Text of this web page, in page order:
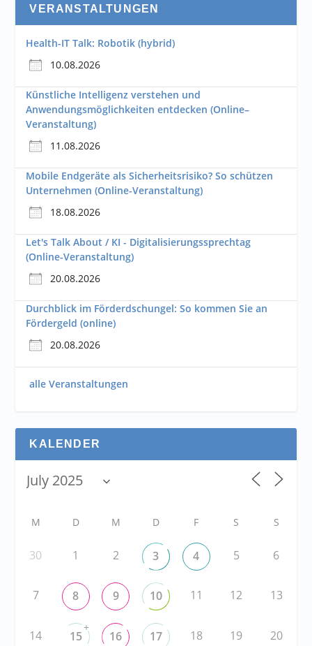
VERANSTALTUNGEN
Health-IT Talk: Robotik (hybrid)
10.08.2026
Künstliche Intelligenz verstehen und
Anwendungsmöglichkeiten entdecken (Online–
Veranstaltung)
11.08.2026
Mobile Endgeräte als Sicherheitsrisiko? So schützen
Unternehmen (Online-Veranstaltung)
18.08.2026
Let's Talk About / KI - Digitalisierungssprechtag
(Online-Veranstaltung)
20.08.2026
Durchblick im Förderdschungel: So kommen Sie an
Fördergeld (online)
20.08.2026
alle Veranstaltungen
KALENDER
M D M D F S S
30 1 2 3 4 5 6
7 8 9 10 11 12 13
14 15
+
16 17 18 19 20